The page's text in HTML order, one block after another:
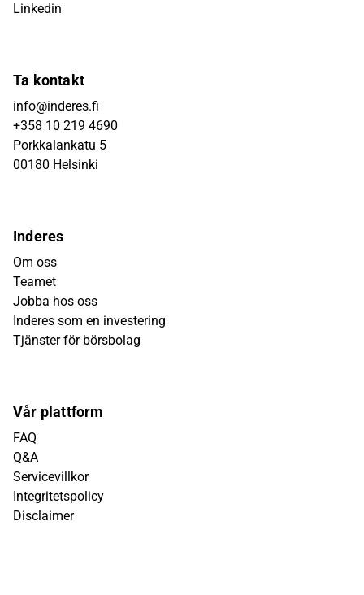
Linkedin
Ta kontakt
info@inderes.fi
+358 10 219 4690
Porkkalankatu 5
00180 Helsinki
Inderes
Om oss
Teamet
Jobba hos oss
Inderes som en investering
Tjänster för börsbolag
Vår plattform
FAQ
Q&A
Servicevillkor
Integritetspolicy
Disclaimer